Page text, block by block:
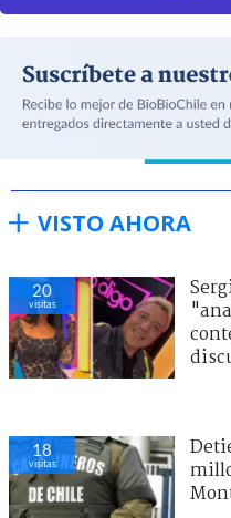
VISTO AHORA
20
visitas
18
visitas